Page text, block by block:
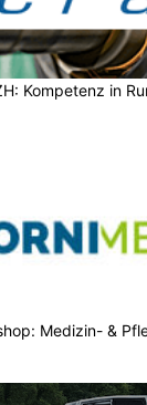
Kompetenz in
Medizin- &